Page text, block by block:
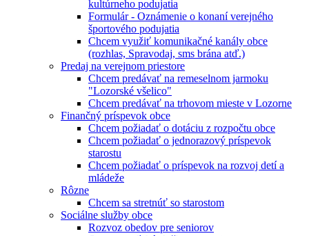
kultúrneho podujatia
Formulár - Oznámenie o konaní verejného
športového podujatia
Chcem využiť komunikačné kanály obce
(rozhlas, Spravodaj, sms brána atď.)
Predaj na verejnom priestore
Chcem predávať na remeselnom jarmoku
"Lozorské všelico"
Chcem predávať na trhovom mieste v Lozorne
Finančný príspevok obce
Chcem požiadať o dotáciu z rozpočtu obce
Chcem požiadať o jednorazový príspevok
starostu
Chcem požiadať o príspevok na rozvoj detí a
mládeže
Rôzne
Chcem sa stretnúť so starostom
Sociálne služby obce
Rozvoz obedov pre seniorov